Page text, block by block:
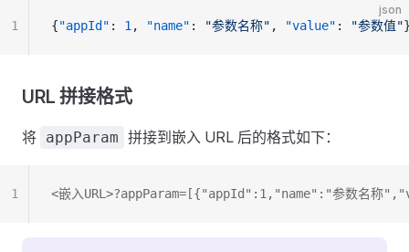
json
{"appId" : 1 , "name" : "参数名称" , "value" : "参数值"
1
URL 拼接格式
将 appParam 拼接到嵌入 URL 后的格式如下：
<嵌入URL>?appParam=[{"appId":1,"name":"参数名称
1